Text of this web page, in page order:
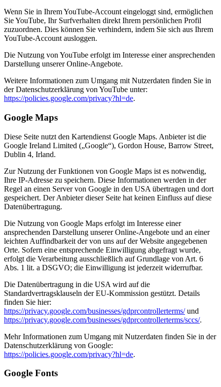
Wenn Sie in Ihrem YouTube-Account eingeloggt sind, ermöglichen
Sie YouTube, Ihr Surfverhalten direkt Ihrem persönlichen Profil
zuzuordnen. Dies können Sie verhindern, indem Sie sich aus Ihrem
YouTube-Account ausloggen.
Die Nutzung von YouTube erfolgt im Interesse einer ansprechenden
Darstellung unserer Online-Angebote.
Weitere Informationen zum Umgang mit Nutzerdaten finden Sie in
der Datenschutzerklärung von YouTube unter:
https://policies.google.com/privacy?hl=de.
Google Maps
Diese Seite nutzt den Kartendienst Google Maps. Anbieter ist die
Google Ireland Limited („Google“), Gordon House, Barrow Street,
Dublin 4, Irland.
Zur Nutzung der Funktionen von Google Maps ist es notwendig,
Ihre IP-Adresse zu speichern. Diese Informationen werden in der
Regel an einen Server von Google in den USA übertragen und dort
gespeichert. Der Anbieter dieser Seite hat keinen Einfluss auf diese
Datenübertragung.
Die Nutzung von Google Maps erfolgt im Interesse einer
ansprechenden Darstellung unserer Online-Angebote und an einer
leichten Auffindbarkeit der von uns auf der Website angegebenen
Orte. Sofern eine entsprechende Einwilligung abgefragt wurde,
erfolgt die Verarbeitung ausschließlich auf Grundlage von Art. 6
Abs. 1 lit. a DSGVO; die Einwilligung ist jederzeit widerrufbar.
Die Datenübertragung in die USA wird auf die
Standardvertragsklauseln der EU-Kommission gestützt. Details
finden Sie hier:
https://privacy.google.com/businesses/gdprcontrollerterms/und
https://privacy.google.com/businesses/gdprcontrollerterms/sccs/.
Mehr Informationen zum Umgang mit Nutzerdaten finden Sie in der
Datenschutzerklärung von Google:
https://policies.google.com/privacy?hl=de.
Google Fonts